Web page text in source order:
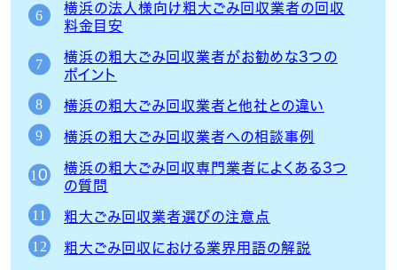
横浜の法人様向け粗大ごみ回収業者の回収
料金目安
横浜の粗大ごみ回収業者がお勧めな3つの
ポイント
横浜の粗大ごみ回収業者と他社との違い
横浜の粗大ごみ回収業者への相談事例
横浜の粗大ごみ回収専門業者によくある3つ
の質問
粗大ごみ回収業者選びの注意点
粗大ごみ回収における業界用語の解説